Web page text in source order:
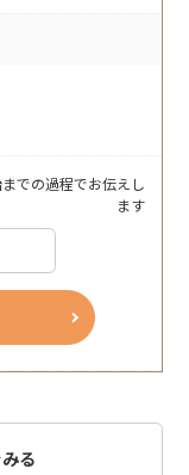
での過程でお伝えし
ます
る